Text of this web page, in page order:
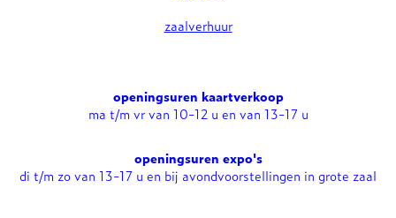
zaalverhuur
openingsuren kaartverkoop
ma t/m vr van 10-12 u en van 13-17 u
openingsuren expo's
di t/m zo van 13-17 u en bij avondvoorstellingen in grote zaal